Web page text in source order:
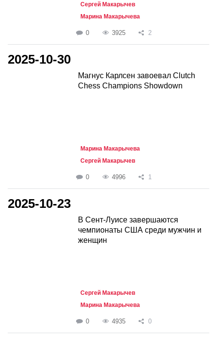
Сергей Макарычев
Марина Макарычева
0 3925 2
2025-10-30
Магнус Карлсен завоевал Clutch
Chess Champions Showdown
Марина Макарычева
Сергей Макарычев
0 4996 1
2025-10-23
В Сент-Луисе завершаются
чемпионаты США среди мужчин и
женщин
Сергей Макарычев
Марина Макарычева
0 4935 0